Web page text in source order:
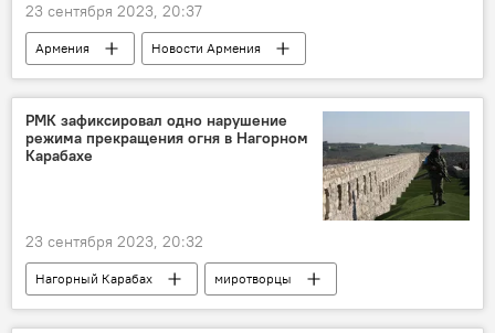
23 сентября 2023, 20:37
Армения
Новости Армения
Политика
Пашинян Никол
Энтони Блинкен
телефон
РМК зафиксировал одно нарушение
режима прекращения огня в Нагорном
Карабахе
23 сентября 2023, 20:32
Нагорный Карабах
миротворцы
режим прекращения огня